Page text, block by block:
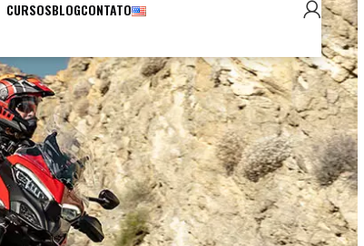
CURSOSBLOGCONTATO